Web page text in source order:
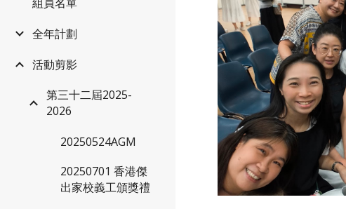
全年計劃
活動剪影
第三十二屆2025-
2026
20250524AGM
20250701 香港傑
出家校義工頒獎禮